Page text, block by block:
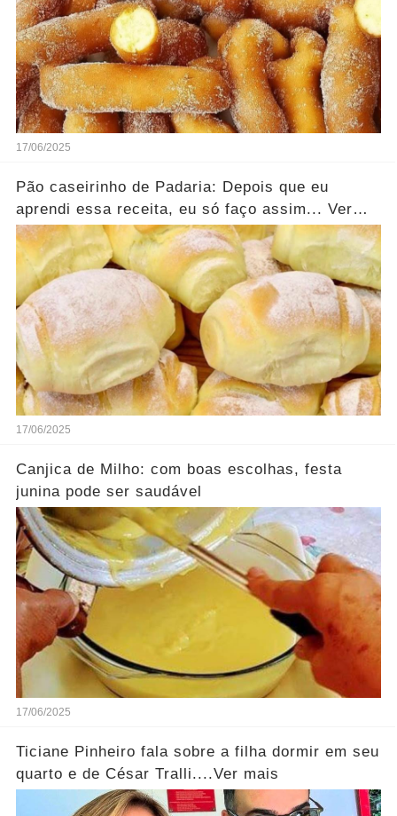
17/06/2025
Pão caseirinho de Padaria: Depois que eu
aprendi essa receita, eu só faço assim... Ver
mais
17/06/2025
Canjica de Milho: com boas escolhas, festa
junina pode ser saudável
17/06/2025
Ticiane Pinheiro fala sobre a filha dormir em seu
quarto e de César Tralli....Ver mais